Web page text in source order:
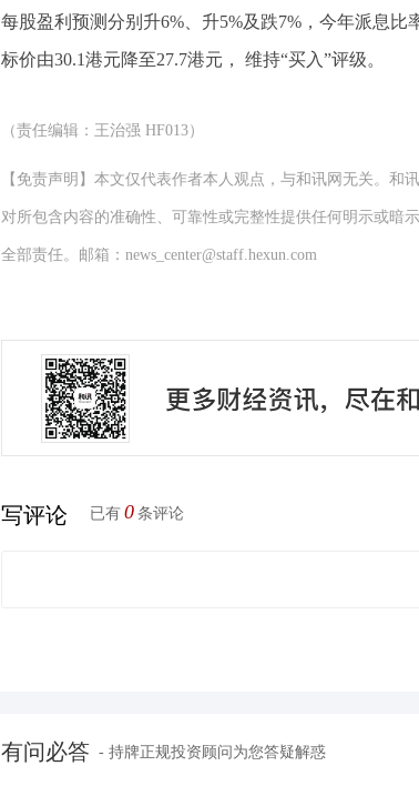
每股盈利预测分别升6%、升5%及跌7%，今年派息比
标价由30.1港元降至27.7港元， 维持“买入”评级。
（责任编辑：王治强 HF013）
【免责声明】本文仅代表作者本人观点，与和讯网无关。和
对所包含内容的准确性、可靠性或完整性提供任何明示或暗
全部责任。邮箱：news_center@staff.hexun.com
写评论 已有 0 条评论
有问必答 - 持牌正规投资顾问为您答疑解惑